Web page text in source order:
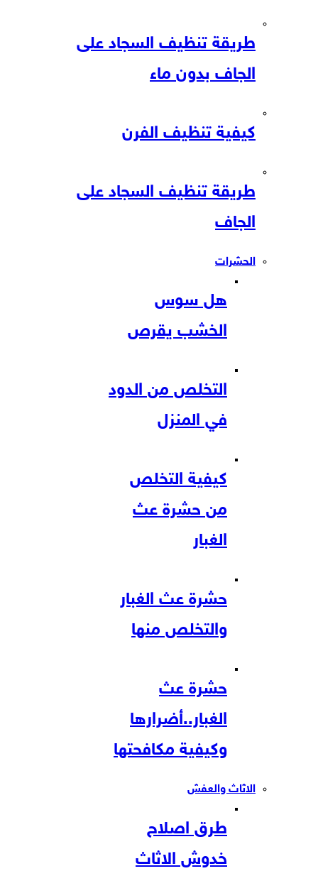
طريقة تنظيف السجاد على
الجاف بدون ماء
كيفية تنظيف الفرن
طريقة تنظيف السجاد على
الجاف
الحشرات
هل سوس
الخشب يقرص
التخلص من الدود
في المنزل
كيفية التخلص
من حشرة عث
الغبار
حشرة عث الغبار
والتخلص منها
حشرة عث
الغبار..أضرارها
وكيفية مكافحتها
الاثاث والعفش
طرق اصلاح
خدوش الاثاث